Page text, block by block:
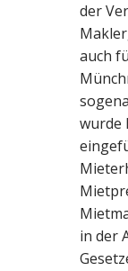
der
auch
wurde
in der